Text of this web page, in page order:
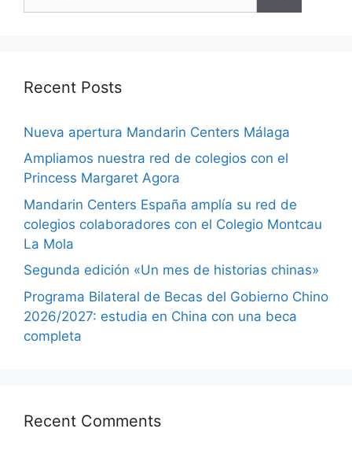
Recent Posts
Nueva apertura Mandarin Centers Málaga
Ampliamos nuestra red de colegios con el
Princess Margaret Agora
Mandarin Centers España amplía su red de
colegios colaboradores con el Colegio Montcau
La Mola
Segunda edición «Un mes de historias chinas»
Programa Bilateral de Becas del Gobierno Chino
2026/2027: estudia en China con una beca
completa
Recent Comments